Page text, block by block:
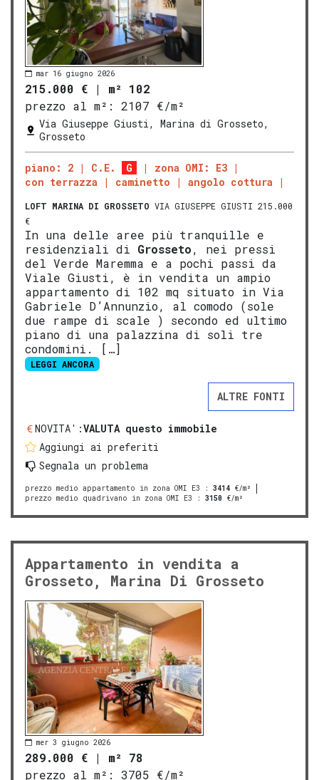
mar 16 giugno 2026
215.000 € | m² 102
prezzo al m²:
2107 €/m²
Via Giuseppe Giusti, Marina di Grosseto,
Grosseto
piano: 2 C.E. G
zona OMI: E3
con terrazza
caminetto angolo cottura
LOFT MARINA DI GROSSETO VIA GIUSEPPE GIUSTI 215.000
€
In una delle aree più tranquille e
residenziali di Grosseto, nei pressi
del Verde Maremma e a pochi passi da
Viale Giusti, è in vendita un ampio
appartamento di 102 mq situato in Via
Gabriele D’Annunzio, al comodo (sole
due rampe di scale ) secondo ed ultimo
piano di una palazzina di soli tre
condomini. […]
LEGGI ANCORA
ALTRE FONTI
NOVITA':VALUTA questo immobile
Aggiungi ai preferiti
Segnala un problema
prezzo medio appartamento in zona OMI E3 : 3414 €/m²
prezzo medio quadrivano in zona OMI E3 : 3150 €/m²
Appartamento in vendita a
Grosseto, Marina Di Grosseto
mer 3 giugno 2026
289.000 € | m² 78
prezzo al m²:
3705 €/m²